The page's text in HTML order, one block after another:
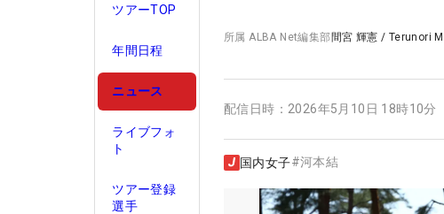
ツアーTOP
年間日程
ニュース
ライブフォ
ト
ツアー登録
選手
所属ALBA Net編集部間宮 輝憲 / Terunori
配信日時： 2026年5月10日 18時10分
国内女子#河本結